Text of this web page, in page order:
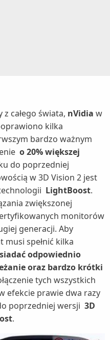
całego świata, nVidia w
kilka
bardzo ważnym
o 20% większej
do poprzedniej
w 3D Vision 2 jest
LightBoost.
zwiększonej
monitorów
generacji. Aby
musi spełnić kilka
odpowiednio
oraz bardzo krótki
tych wszystkich
efekcie prawie dwa razy
poprzedniej wersji 3D
.